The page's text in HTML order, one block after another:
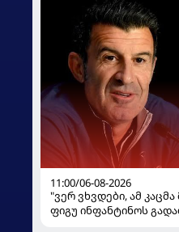
11:00/06-08-2026
"ვერ ვხვდები, ამ
ფიგუ ინფანტინოს